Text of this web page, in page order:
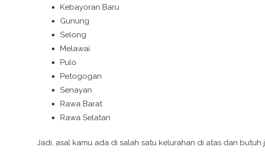
Kebayoran Baru
Gunung
Selong
Melawai
Pulo
Petogogan
Senayan
Rawa Barat
Rawa Selatan
Jadi, asal kamu ada di salah satu kelurahan di atas dan